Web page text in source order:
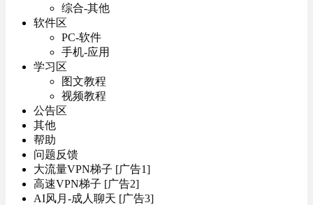
综合-其他
软件区
PC-软件
手机-应用
学习区
图文教程
视频教程
公告区
其他
帮助
问题反馈
大流量VPN梯子 [广告1]
高速VPN梯子 [广告2]
AI风月-成人聊天 [广告3]